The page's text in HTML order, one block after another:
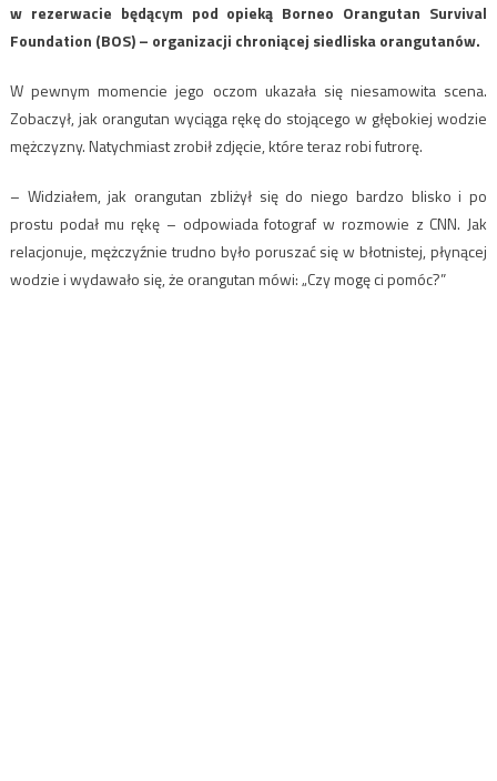
w rezerwacie będącym pod opieką Borneo Orangutan Survival
Foundation (BOS) – organizacji chroniącej siedliska orangutanów.
W pewnym momencie jego oczom ukazała się niesamowita scena.
Zobaczył, jak orangutan wyciąga rękę do stojącego w głębokiej wodzie
mężczyzny. Natychmiast zrobił zdjęcie, które teraz robi futrorę.
– Widziałem, jak orangutan zbliżył się do niego bardzo blisko i po
prostu podał mu rękę – odpowiada fotograf w rozmowie z CNN. Jak
relacjonuje, mężczyźnie trudno było poruszać się w błotnistej, płynącej
wodzie i wydawało się, że orangutan mówi: „Czy mogę ci pomóc?”